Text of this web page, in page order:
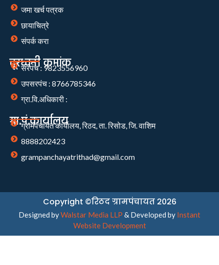
जमा खर्च पत्रक
छायाचित्रे
संपर्क करा
दूरध्वनी क्रमांक
सरपंच : 9823556960
उपसरपंच : 8766785346
ग्रा.वि.अधिकारी :
ग्रा.पं.कार्यालय
ग्रामपंचायत कार्यालय, रिठद, ता. रिसोड, जि. वाशिम
8888202423
grampanchayatrithad@gmail.com
Copyright ©रिठद ग्रामपंचायत 2026
Designed byWalstar Media LLP & Developed by Instant
Website Development